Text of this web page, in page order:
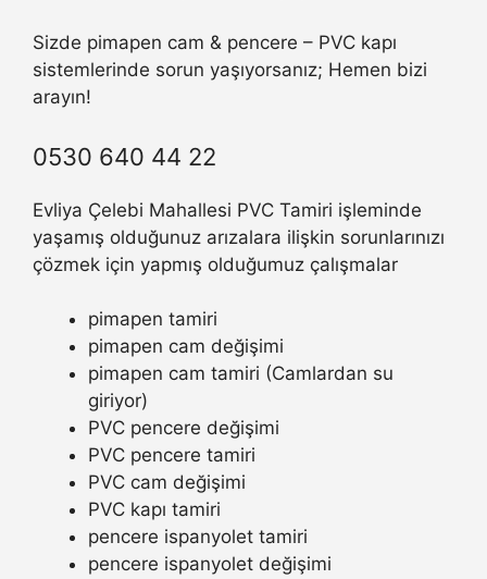
Sizde pimapen cam & pencere – PVC kapı
sistemlerinde sorun yaşıyorsanız; Hemen bizi
arayın!
0530 640 44 22
Evliya Çelebi Mahallesi PVC Tamiri işleminde
yaşamış olduğunuz arızalara ilişkin sorunlarınızı
çözmek için yapmış olduğumuz çalışmalar
pimapen tamiri
pimapen cam değişimi
pimapen cam tamiri (Camlardan su
giriyor)
PVC pencere değişimi
PVC pencere tamiri
PVC cam değişimi
PVC kapı tamiri
pencere ispanyolet tamiri
pencere ispanyolet değişimi